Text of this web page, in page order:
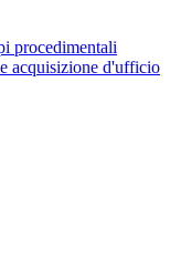
procedimentali
acquisizione d'ufficio